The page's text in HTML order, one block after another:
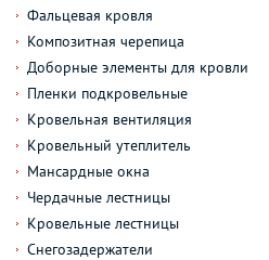
Фальцевая кровля
Композитная черепица
Доборные элементы для кровли
Пленки подкровельные
Кровельная вентиляция
Кровельный утеплитель
Мансардные окна
Чердачные лестницы
Кровельные лестницы
Снегозадержатели